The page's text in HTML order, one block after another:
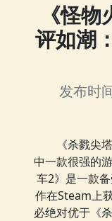
《怪
评如潮
发布时
《杀戮尖
中一款很强的
车2》是一款
作在Steam上
必绝对优于《